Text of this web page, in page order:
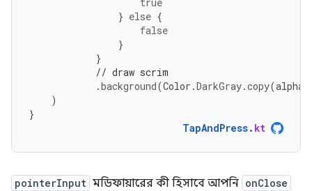
} else {
false
}
}
// draw scrim
.background(Color .DarkGray.copy(alpha
)
}
TapAndPress. kt
pointerInput মডিফায়ারের কী হিসাবে আপনি onClose